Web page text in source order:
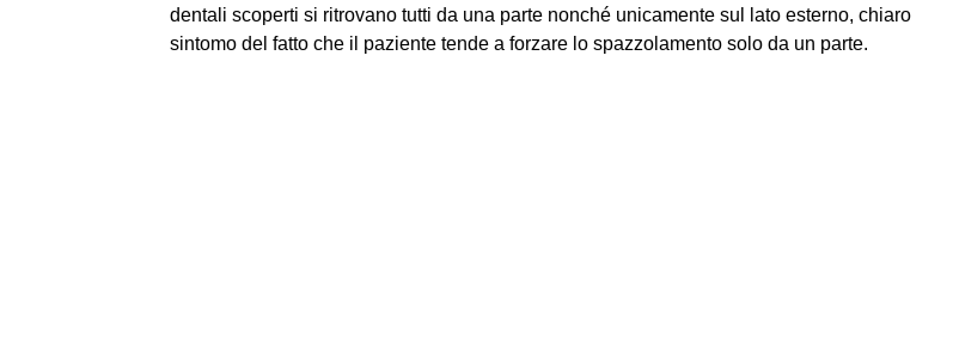
dentali scoperti si ritrovano tutti da una parte nonché unicamente sul lato esterno, chiaro
sintomo del fatto che il paziente tende a forzare lo spazzolamento solo da un parte.